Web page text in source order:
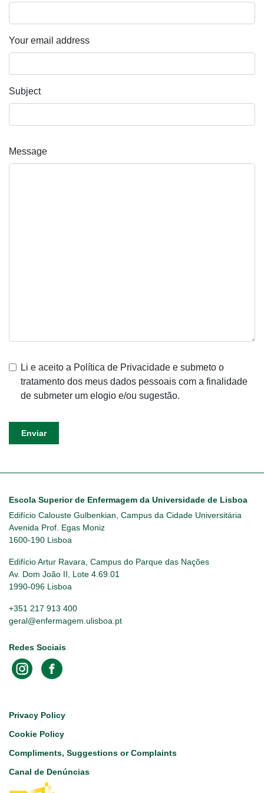
Your email address
Subject
Message
Li e aceito a Política de Privacidade e submeto o
tratamento dos meus dados pessoais com a finalidade
de submeter um elogio e/ou sugestão.
Enviar
Escola Superior de Enfermagem da Universidade de Lisboa
Edifício Calouste Gulbenkian, Campus da Cidade Universitária
Avenida Prof. Egas Moniz
1600-190 Lisboa
Edifício Artur Ravara, Campus do Parque das Nações
Av. Dom João II, Lote 4.69.01
1990-096 Lisboa
+351 217 913 400
geral@enfermagem.ulisboa.pt
Redes Sociais
Footer
Privacy Policy
Cookie Policy
Compliments, Suggestions or Complaints
Canal de Denúncias